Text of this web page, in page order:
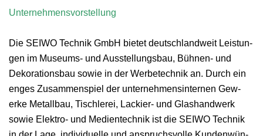
Unternehmensvorstel­lung
Die SEIWO Tech­nik GmbH bietet deutsch­landweit Leis­tun­
gen im Muse­ums- und Ausstel­lungs­bau, Büh­nen- und
Deko­ra­tions­bau sowie in der Wer­betech­nik an. Durch ein
enges Zusam­men­spiel der unternehmensin­ter­nen Gew­
erke Met­all­bau, Tis­chlerei, Lack­i­er- und Glashandw­erk
sowie Elek­tro- und Medi­en­tech­nik ist die SEIWO Tech­nik